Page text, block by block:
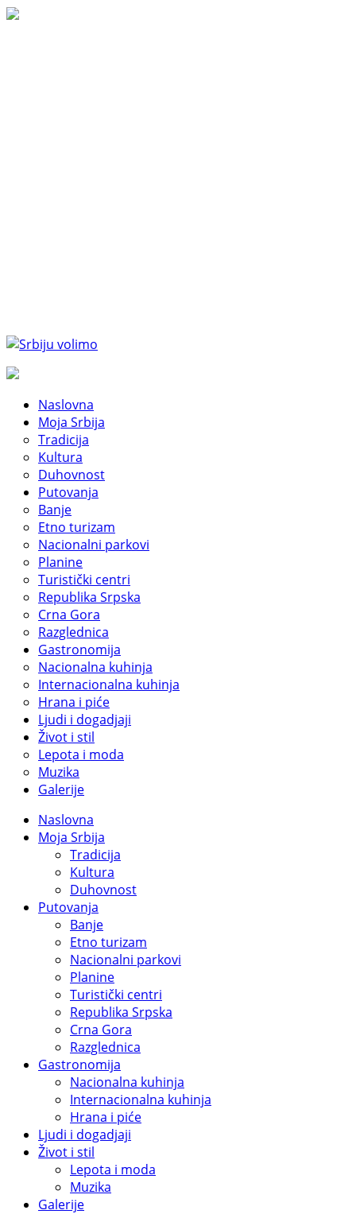
Naslovna
Moja Srbija
Tradicija
Kultura
Duhovnost
Putovanja
Banje
Etno turizam
Nacionalni parkovi
Planine
Turistički centri
Republika Srpska
Crna Gora
Razglednica
Gastronomija
Nacionalna kuhinja
Internacionalna kuhinja
Hrana i piće
Ljudi i dogadjaji
Život i stil
Lepota i moda
Muzika
Galerije
Naslovna
Moja Srbija
Tradicija
Kultura
Duhovnost
Putovanja
Banje
Etno turizam
Nacionalni parkovi
Planine
Turistički centri
Republika Srpska
Crna Gora
Razglednica
Gastronomija
Nacionalna kuhinja
Internacionalna kuhinja
Hrana i piće
Ljudi i dogadjaji
Život i stil
Lepota i moda
Muzika
Galerije